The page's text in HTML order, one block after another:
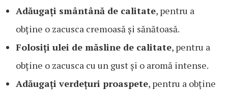
Adăugați smântână de calitate, pentru a
obține o zacusca cremoasă și sănătoasă.
Folosiți ulei de măsline de calitate, pentru a
obține o zacusca cu un gust și o aromă intense.
Adăugați verdețuri proaspete, pentru a obține